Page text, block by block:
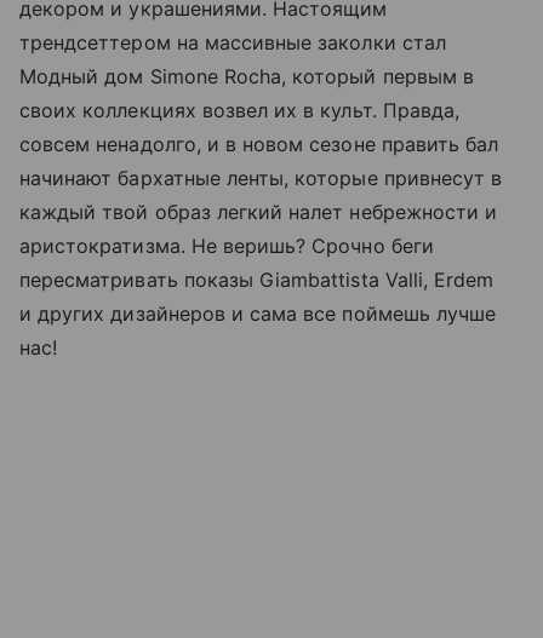
декором и украшениями. Настоящим
трендсеттером на массивные заколки стал
Модный дом Simone Rocha, который первым в
своих коллекциях возвел их в культ. Правда,
совсем ненадолго, и в новом сезоне править бал
начинают бархатные ленты, которые привнесут в
каждый твой образ легкий налет небрежности и
аристократизма. Не веришь? Срочно беги
пересматривать показы Giambattista Valli, Erdem
и других дизайнеров и сама все поймешь лучше
нас!